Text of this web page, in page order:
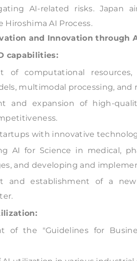
AI-related risks. Japan
AI Process.
and Innovation through
capabilities:
of computational
multimodal processing, and
and expansion of high-
with innovative
AI for Science in medical,
and developing and
and establishment of a
of the "Guidelines for